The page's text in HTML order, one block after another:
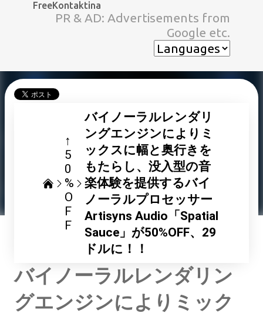
スキップしてメイン コンテンツに移動
FreeKontaktina
PR & AD: Advertisements from
Google etc.
↑
5
0
%
O
F
F
バイノーラルレンダリ
ングエンジンによりミ
ックスに幅と奥行きを
もたらし、没入型の音
楽体験を提供するバイ
ノーラルプロセッサー
Artisyns Audio「Spatial
Sauce」が50%OFF、29
ドルに！！
バイノーラルレンダリン
グエンジンによりミック